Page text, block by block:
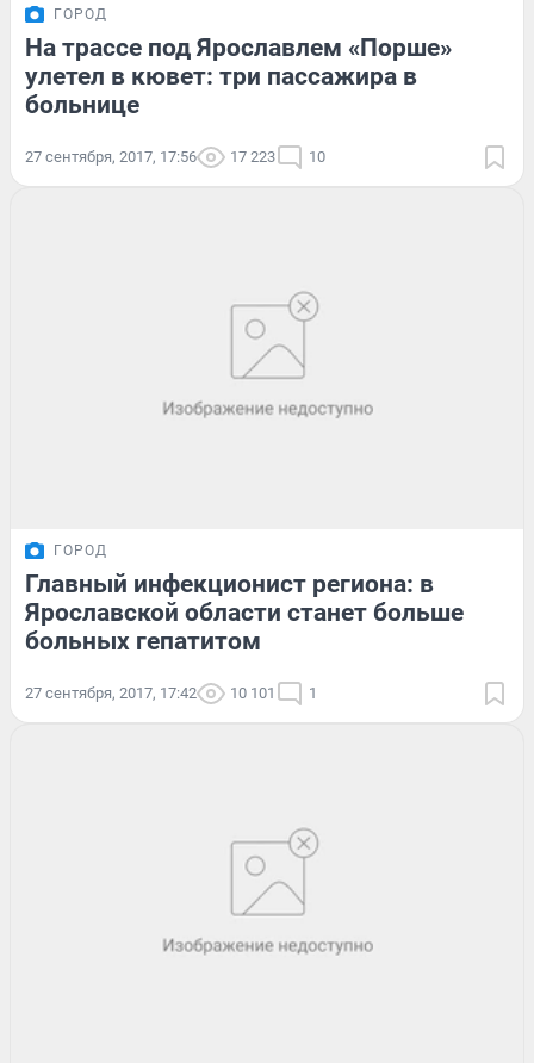
ГОРОД
На трассе под Ярославлем «Порше»
улетел в кювет: три пассажира в
больнице
27 сентября, 2017, 17:56 17 223 10
ГОРОД
Главный инфекционист региона: в
Ярославской области станет больше
больных гепатитом
27 сентября, 2017, 17:42 10 101 1